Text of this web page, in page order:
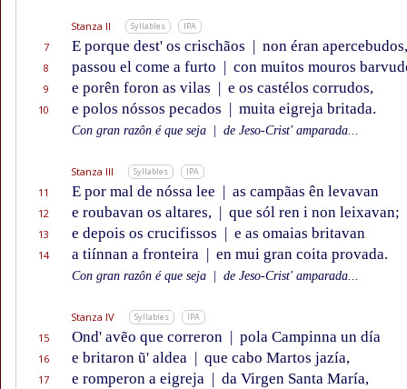
Stanza II Syllables IPA
7 E porque dest' os crischãos | non éran apercebudos,
8 passou el come a furto | con muitos mouros
9 e porên foron as vilas | e os castélos corrudos,
10 e polos nóssos pecados | muita eigreja britada.
Con gran razôn é que seja de Jeso-Crist' amparada...
Stanza III Syllables IPA
11 E por mal de nóssa lee | as campãas ên levavan
12 e roubavan os altares, | que sól ren i non leixavan;
13 e depois os crucifissos | e as omaias britavan
14 a tiínnan a fronteira | en mui gran coita provada.
Con gran razôn é que seja de Jeso-Crist' amparada...
Stanza IV Syllables IPA
15 Ond' avẽo que correron | pola Campinna un día
16 e britaron ũ' aldea | que cabo Martos jazía,
17 e romperon a eigreja | da Virgen Santa María,